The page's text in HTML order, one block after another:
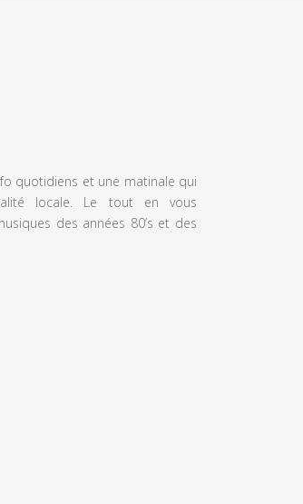
quotidiens et une matinale qui
locale. Le tout en vous
des années 80’s et des